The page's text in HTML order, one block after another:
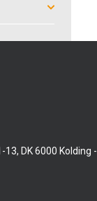
13, DK 6000 Kolding -